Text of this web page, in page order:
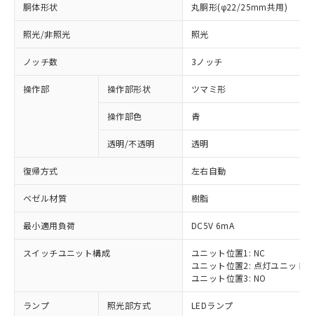
胴体形状 丸胴形(φ22/25mm共用)
照光/非照光 照光
ノッチ数 3ノッチ
操作部 操作部形状 ツマミ形
操作部色 青
透明/不透明 透明
復帰方式 左右自動
ベゼル材質 樹脂
最小適用負荷 DC5V 6mA
スイッチユニット構成
ユニット位置1: NC
ユニット位置2: 点灯ユニット
ユニット位置3: NO
ランプ 照光部方式 LEDランプ